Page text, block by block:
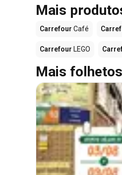
Mais
Carrefour Café
Carrefour LEGO
Mais